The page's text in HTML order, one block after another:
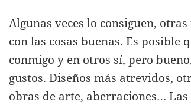
Algunas veces lo consiguen,
con las cosas buenas. Es posible
conmigo y en otros sí, pero
gustos. Diseños más atrevidos,
obras de arte, aberraciones…